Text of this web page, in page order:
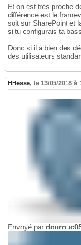
Et on est très proche
différence est le
soit sur SharePoint et
si tu configurais ta
Donc si il à bien des
des utilisateurs
HHesse, le 13/05/2018 à
Envoyé par